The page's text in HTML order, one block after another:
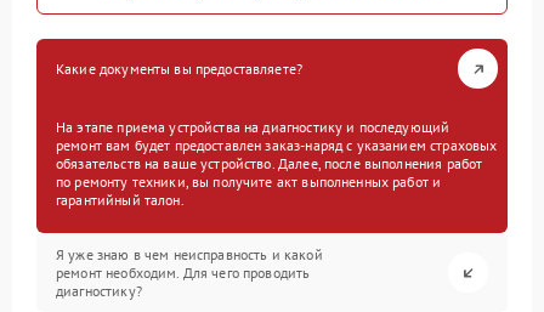
Какие документы вы предоставляете?
На этапе приема устройства на диагностику и последующий
ремонт вам будет предоставлен заказ-наряд с указанием страховых
обязательств на ваше устройство. Далее, после выполнения работ
по ремонту техники, вы получите акт выполненных работ и
гарантийный талон.
Я уже знаю в чем неисправность и какой
ремонт необходим. Для чего проводить
диагностику?